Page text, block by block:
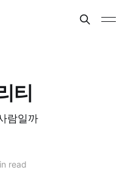
티
람일까
read